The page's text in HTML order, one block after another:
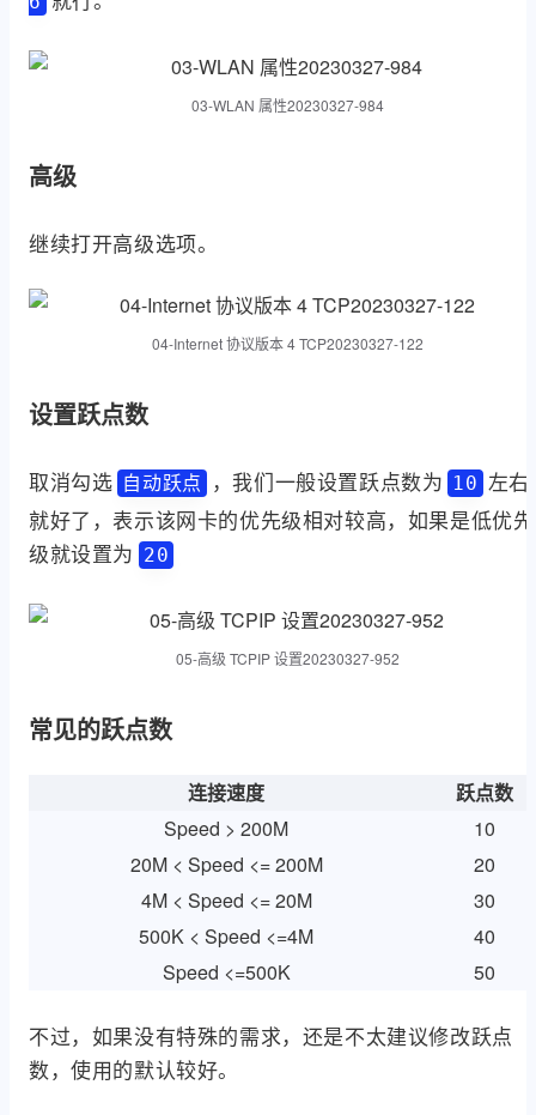
03-WLAN 属性20230327-984
高级
继续打开高级选项。
04-Internet 协议版本 4 TCP20230327-122
设置跃点数
取消勾选 自动跃点 ，我们一般设置跃点数为 10 左右
就好了，表示该网卡的优先级相对较高，如果是低优先
级就设置为 20
05-高级 TCPIP 设置20230327-952
常见的跃点数
连接速度
跃点数
Speed > 200M
10
20M < Speed <= 200M
20
4M < Speed <= 20M
30
500K < Speed <=4M
40
Speed <=500K
50
不过，如果没有特殊的需求，还是不太建议修改跃点
数，使用的默认较好。